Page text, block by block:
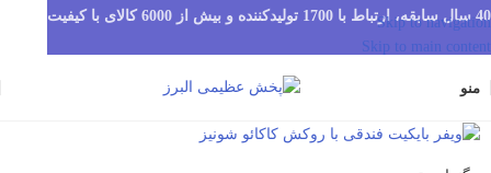
Skip to navigation
Skip to main content
منو
40 سال سابقه، ارتباط با 1700 تولیدکننده و بیش از 6000 کالای با کیفیت